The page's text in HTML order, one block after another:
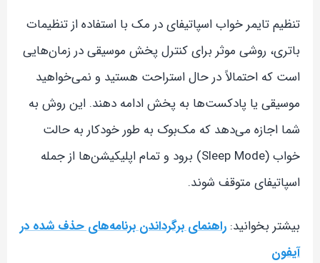
تنظیم تایمر خواب اسپاتیفای در مک با استفاده از تنظیمات
باتری، روشی موثر برای کنترل پخش موسیقی در زمان‌هایی
است که احتمالاً در حال استراحت هستید و نمی‌خواهید
موسیقی یا پادکست‌ها به پخش ادامه دهند. این روش به
شما اجازه می‌دهد که مک‌بوک به طور خودکار به حالت
خواب (Sleep Mode) برود و تمام اپلیکیشن‌ها از جمله
اسپاتیفای متوقف شوند.
بیشتر بخوانید: راهنمای برگرداندن برنامه‌های حذف شده در
آیفون